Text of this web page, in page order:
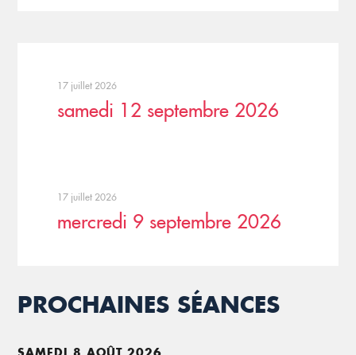
17 juillet 2026
samedi 12 septembre 2026
17 juillet 2026
mercredi 9 septembre 2026
PROCHAINES SÉANCES